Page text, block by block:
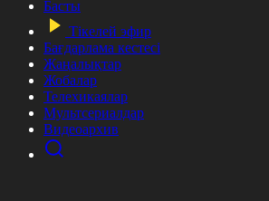
Басты
Тікелей эфир
Бағдарлама кестесі
Жаңалықтар
Жобалар
Телехикаялар
Мультсериалдар
Видеоархив